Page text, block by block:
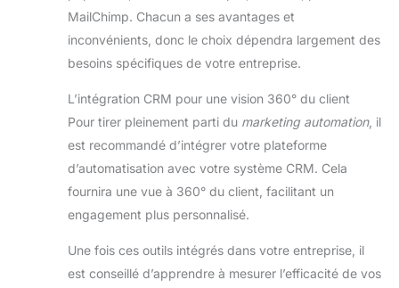
MailChimp. Chacun a ses avantages et
inconvénients, donc le choix dépendra largement des
besoins spécifiques de votre entreprise.
L’intégration CRM pour une vision 360° du client
Pour tirer pleinement parti du marketing automation, il
est recommandé d’intégrer votre plateforme
d’automatisation avec votre système CRM. Cela
fournira une vue à 360° du client, facilitant un
engagement plus personnalisé.
Une fois ces outils intégrés dans votre entreprise, il
est conseillé d’apprendre à mesurer l’efficacité de vos